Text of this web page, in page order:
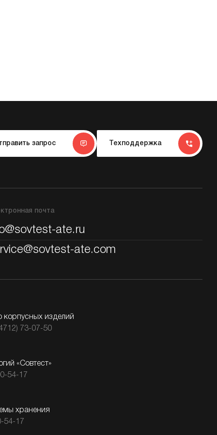
запрос Техподдержка
почта
ate.ru
ate.com
корпусных изделий
73-07-50
«Совтест»
54-17
хранения
54-17